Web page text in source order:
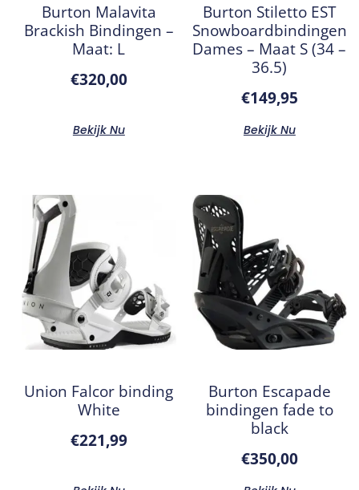
Burton Malavita
Brackish Bindingen –
Maat: L
€320,00
Bekijk Nu
Burton Stiletto EST
Snowboardbindingen
Dames – Maat S (34 –
36.5)
€149,95
Bekijk Nu
Union Falcor binding
White
€221,99
Burton Escapade
bindingen fade to
black
€350,00